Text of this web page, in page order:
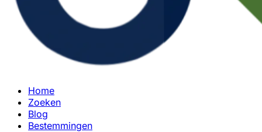
Home
Zoeken
Blog
Bestemmingen